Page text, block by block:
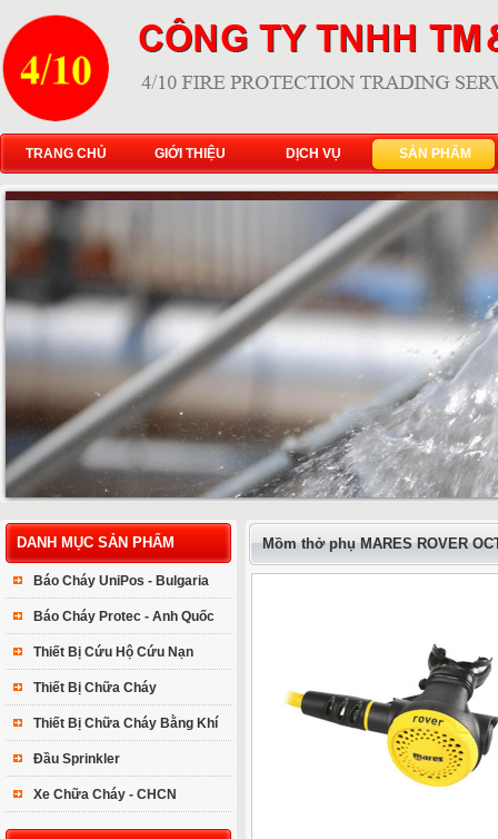
TRANG CHỦ GIỚI THIỆU DỊCH VỤ SẢN PHẨM
DANH MỤC SẢN PHẨM
Báo Cháy UniPos - Bulgaria
Báo Cháy Protec - Anh Quốc
Thiết Bị Cứu Hộ Cứu Nạn
Thiết Bị Chữa Cháy
Thiết Bị Chữa Cháy Bằng Khí
Đầu Sprinkler
Xe Chữa Cháy - CHCN
Mồm thở phụ MARES ROVER